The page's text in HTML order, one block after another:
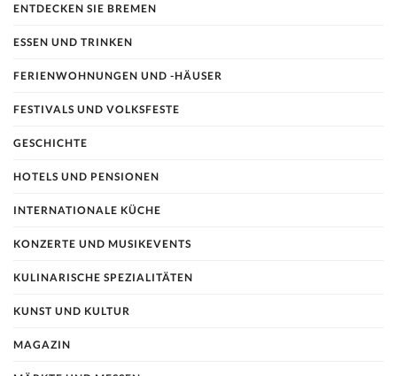
ENTDECKEN SIE BREMEN
ESSEN UND TRINKEN
FERIENWOHNUNGEN UND -HÄUSER
FESTIVALS UND VOLKSFESTE
GESCHICHTE
HOTELS UND PENSIONEN
INTERNATIONALE KÜCHE
KONZERTE UND MUSIKEVENTS
KULINARISCHE SPEZIALITÄTEN
KUNST UND KULTUR
MAGAZIN